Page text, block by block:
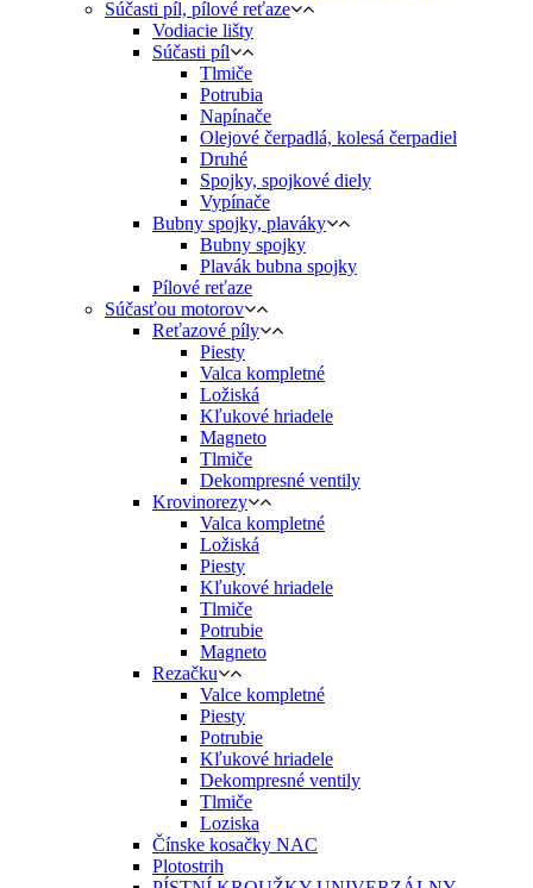
Súčasti píl, pílové reťaze
Vodiacie lišty
Súčasti píl
Tlmiče
Potrubia
Napínače
Olejové čerpadlá, kolesá čerpadiel
Druhé
Spojky, spojkové diely
Vypínače
Bubny spojky, plaváky
Bubny spojky
Plavák bubna spojky
Pílové reťaze
Súčasťou motorov
Reťazové píly
Piesty
Valca kompletné
Ložiská
Kľukové hriadele
Magneto
Tlmiče
Dekompresné ventily
Krovinorezy
Valca kompletné
Ložiská
Piesty
Kľukové hriadele
Tlmiče
Potrubie
Magneto
Rezačku
Valce kompletné
Piesty
Potrubie
Kľukové hriadele
Dekompresné ventily
Tlmiče
Loziska
Čínske kosačky NAC
Plotostrih